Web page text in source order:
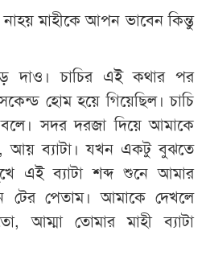
মাহীকে আপন ভাবেন কিন্তু
দাও। চাচির এই কথার পর
হোম হয়ে গিয়েছিল। চাচি
সদর দরজা দিয়ে আমাকে
আয় ব্যাটা। যখন একটু বুঝতে
এই ব্যাটা শব্দ শুনে আমার
পেতাম। আমাকে দেখলে
আম্মা তোমার মাহী ব্যাটা